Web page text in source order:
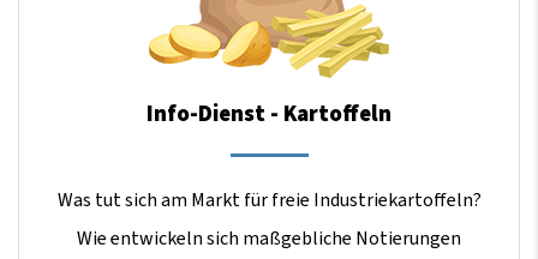
Info-Dienst - Kartoffeln
Was tut sich am Markt für freie Industriekartoffeln?
Wie entwickeln sich maßgebliche Notierungen